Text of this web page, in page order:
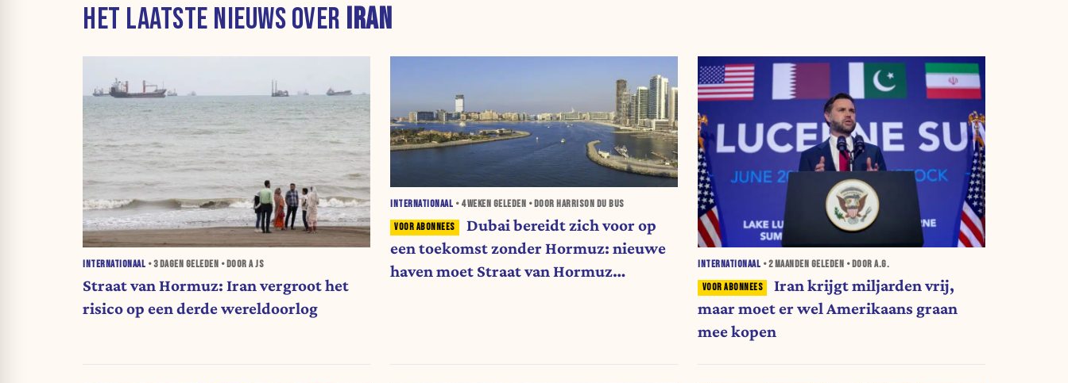
HET LAATSTE NIEUWS OVER IRAN
INTERNATIONAAL •3 DAGEN GELEDEN • DOOR A JS
Straat van Hormuz: Iran vergroot het
risico op een derde wereldoorlog
INTERNATIONAAL • 4 WEKEN GELEDEN • DOOR HARRISON DU BUS
Dubai bereidt zich voor op
een toekomst zonder Hormuz: nieuwe
haven moet Straat van Hormuz
INTERNATIONAAL •2 MAANDEN GELEDEN • DOOR A.G.
Iran krijgt miljarden vrij,
maar moet er wel Amerikaans graan
mee kopen